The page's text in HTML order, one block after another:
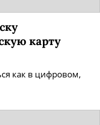
карту
как в цифровом,